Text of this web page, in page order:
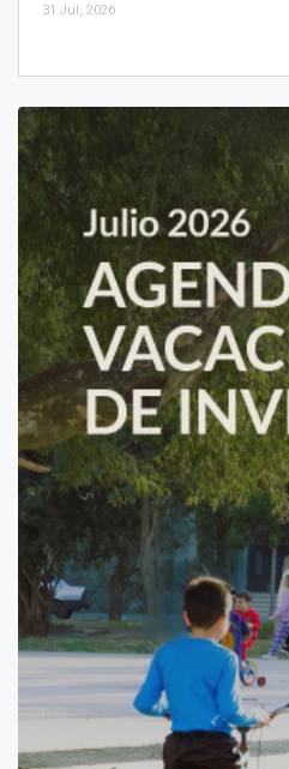
31 Jul, 2026